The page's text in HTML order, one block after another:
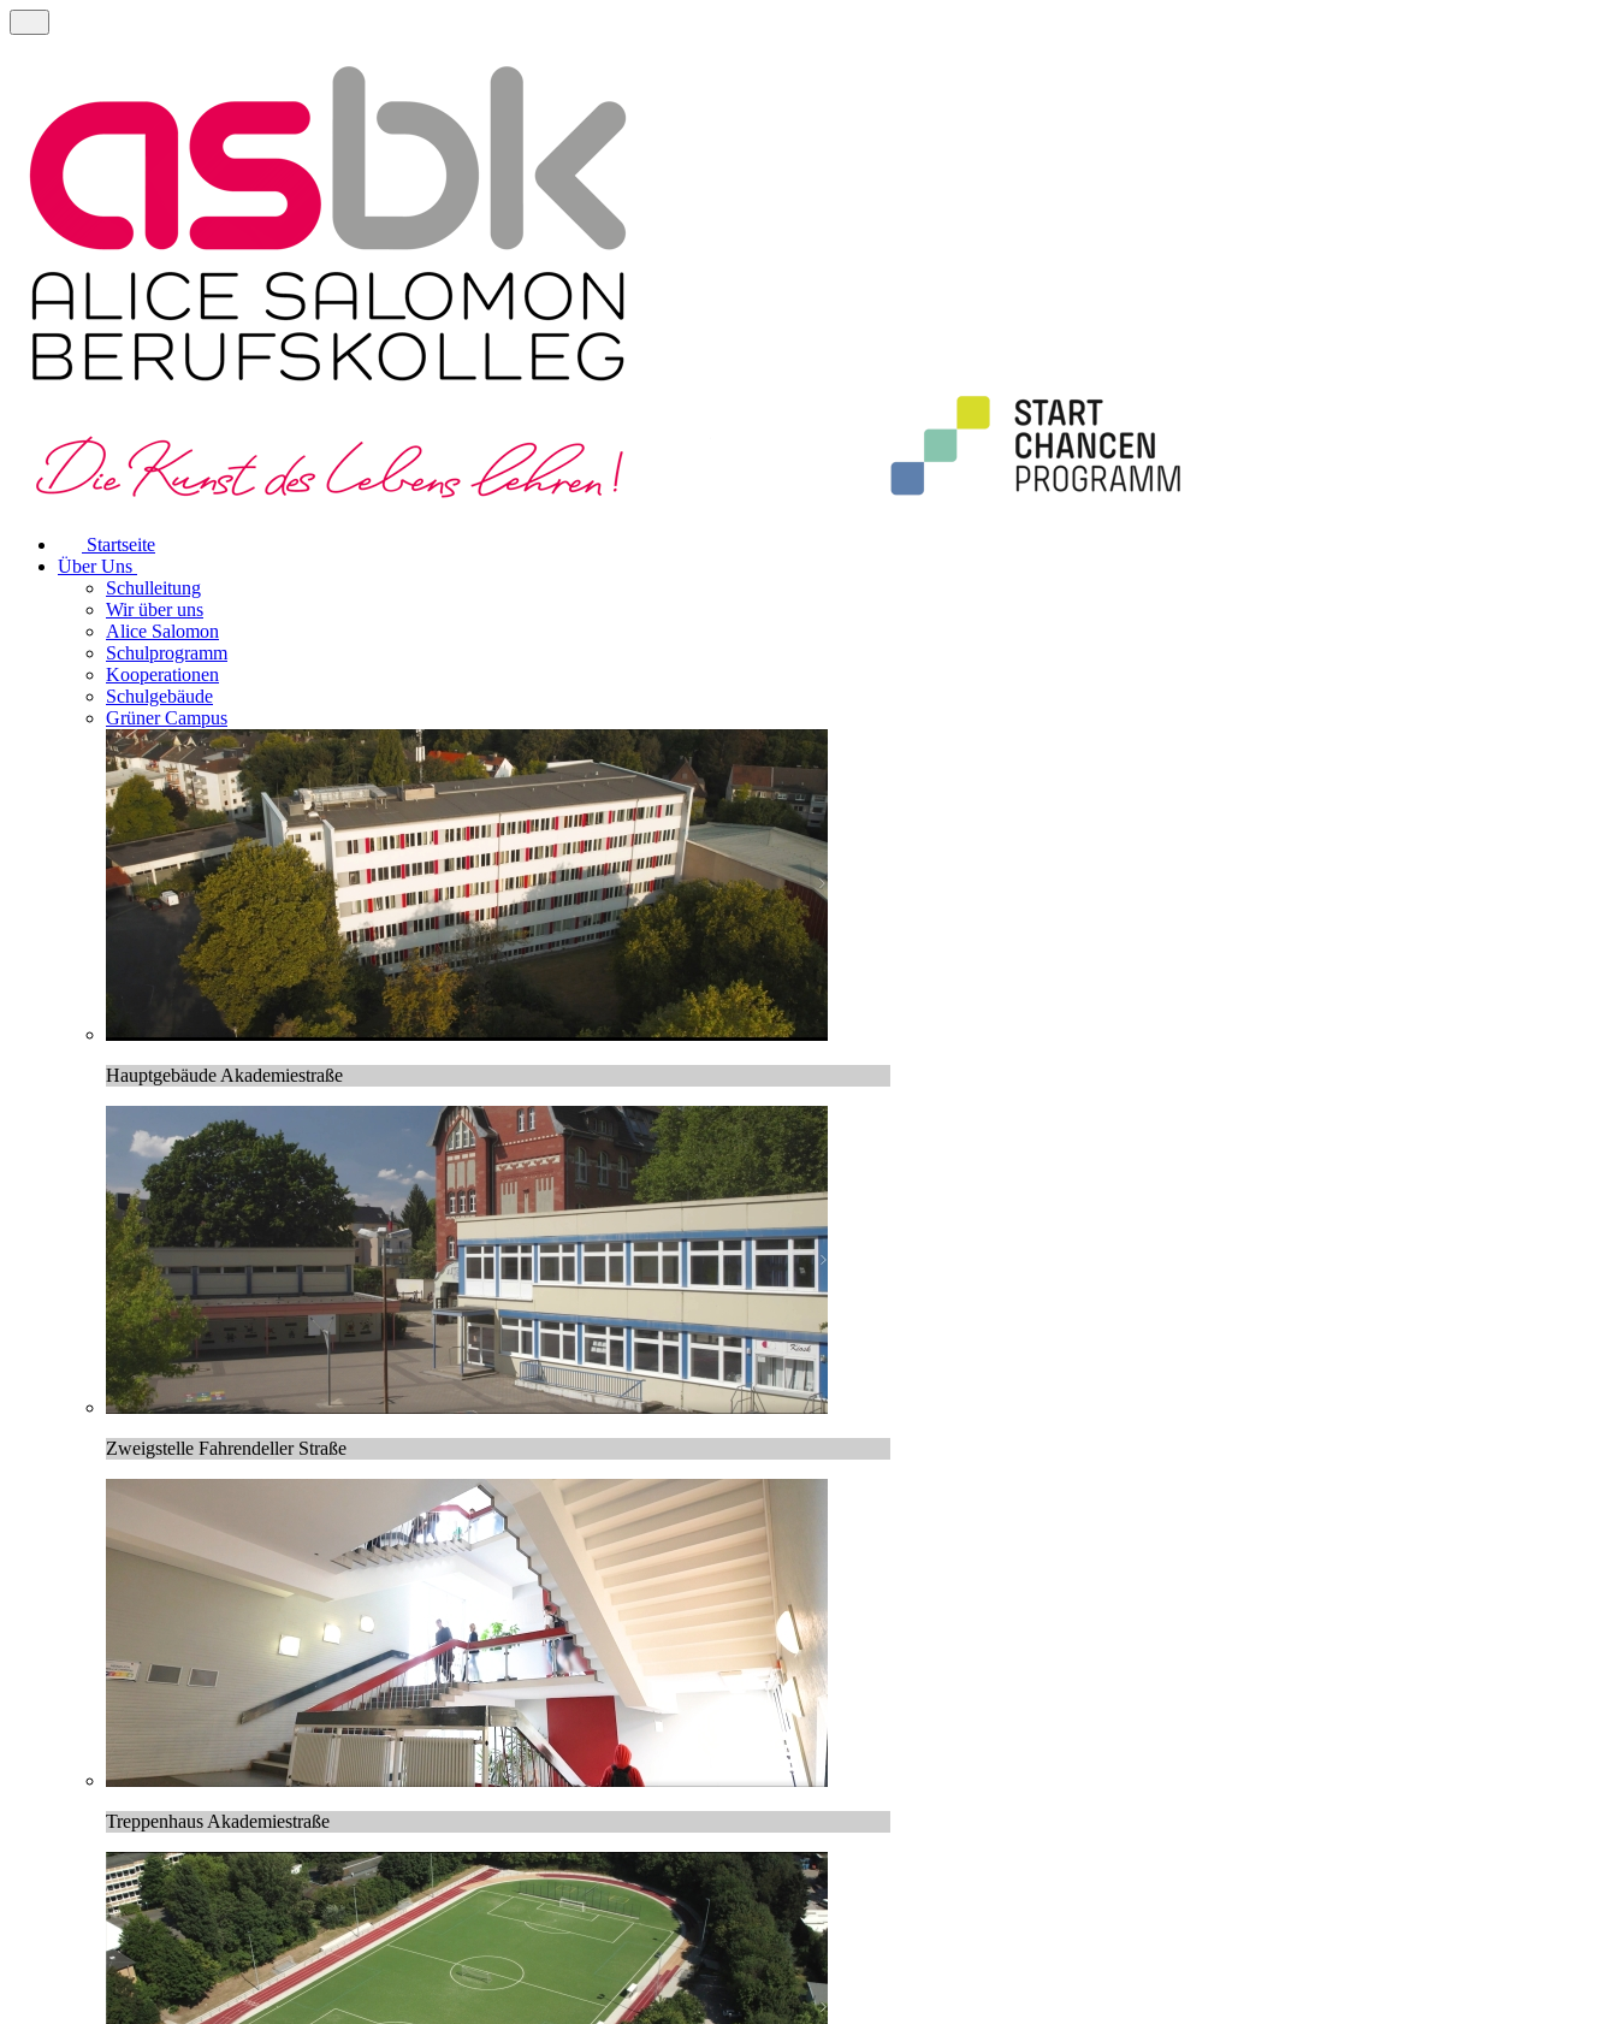
Startseite
Über Uns
Schulleitung
Wir über uns
Alice Salomon
Schulprogramm
Kooperationen
Schulgebäude
Grüner Campus
Hauptgebäude Akademiestraße
Zweigstelle Fahrendeller Straße
Treppenhaus Akademiestraße